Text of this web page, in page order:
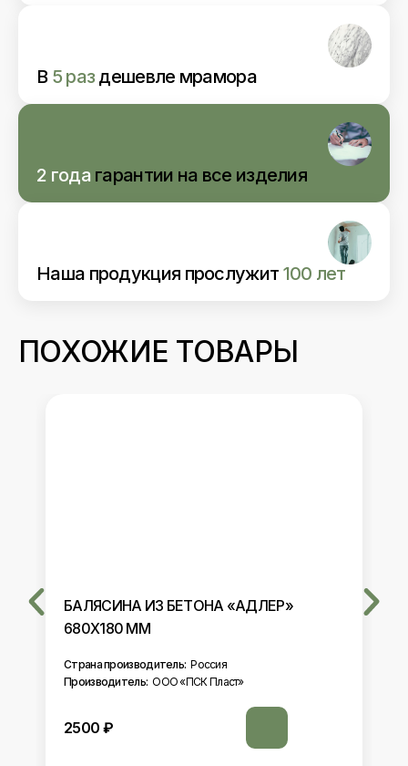
В 5 раз дешевле мрамора
2 годагарантии на все изделия
Наша продукция прослужит 100 лет
ПОХОЖИЕ ТОВАРЫ
БАЛЯСИНА ИЗ БЕТОНА «АДЛЕР»
680Х180 ММ
Страна производитель: Россия
Производитель: ООО «ПСК Пласт»
2500 ₽